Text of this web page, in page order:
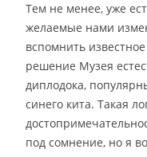
Тем не менее, уже
желаемые нами
вспомнить
решение Музея
диплодока,
синего кита. Такая
под сомнение, но я